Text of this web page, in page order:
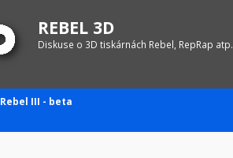
REBEL 3D
Diskuse o 3D tiskárnách Rebel, RepRap atp.
Rebel III - beta